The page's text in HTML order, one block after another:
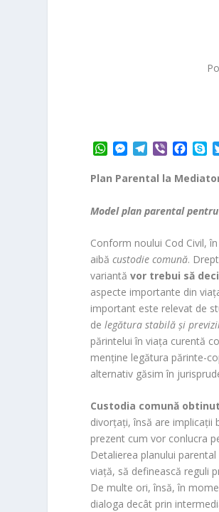
W
a
s
A
p
M
s
e
n
e
r
T
l
g
r
m
V
b
r
c
b
o
k
y
e
Plan Parental la
Model plan parental
Conform noului Cod Civil,
aibăcustodie comună.
variantăvor trebui să
aspecte importante din
important este relevat de
delegătura stabilă și
părintelui în viața curentă
menține legătura părinte-
alternativ găsim în
Custodia comună
divorțați, însă are implicații
prezent cum vor conlucra
Detalierea planului
viață, să definească reguli
De multe ori, însă, în
dialoga decât prin